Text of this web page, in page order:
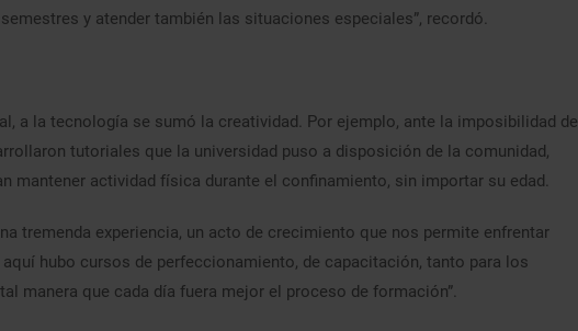
y atender también las situaciones especiales”, recordó.
a la tecnología se sumó la creatividad. Por ejemplo, ante la imposibilidad de
tutoriales que la universidad puso a disposición de la comunidad,
mantener actividad física durante el confinamiento, sin importar su edad.
tremenda experiencia, un acto de crecimiento que nos permite enfrentar
hubo cursos de perfeccionamiento, de capacitación, tanto para los
manera que cada día fuera mejor el proceso de formación”.